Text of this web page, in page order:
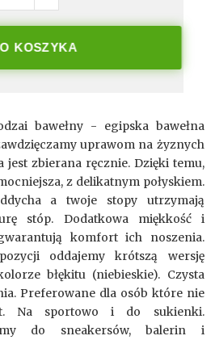
KOSZYKA
bawełny - egipska bawełna
uprawom na żyznych
jest zbierana ręcznie. Dzięki temu,
z delikatnym połyskiem.
a twoje stopy utrzymają
stóp. Dodatkowa miękkość i
komfort ich noszenia.
oddajemy krótszą wersję
błękitu (niebieskie). Czysta
Preferowane dla osób które nie
Na sportowo i do sukienki.
do sneakersów, balerin i